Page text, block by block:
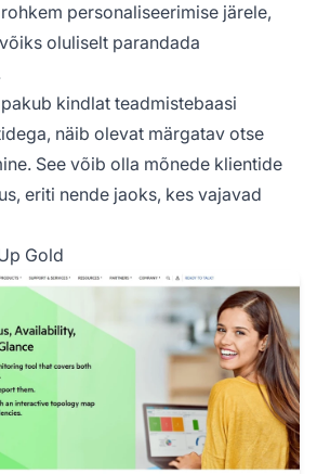
personaliseerimise järele,
oluliselt parandada
kindlat teadmistebaasi
näib olevat märgatav otse
See võib olla mõnede klientide
eriti nende jaoks, kes vajavad
Gold